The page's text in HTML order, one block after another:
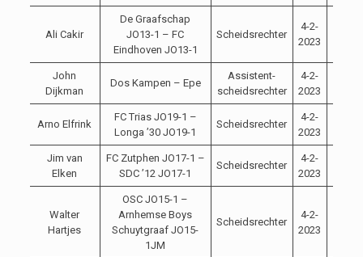
Ali Cakir
De Graafschap
JO13-1 – FC
Eindhoven JO13-1
Scheidsrechter
4-2-
2023
John
Dijkman
Dos Kampen – Epe
Assistent-
scheidsrechter
4-2-
2023
Arno Elfrink
FC Trias JO19-1 –
Longa ’30 JO19-1
Scheidsrechter
4-2-
2023
Jim van
Elken
FC Zutphen JO17-1 –
SDC ’12 JO17-1
Scheidsrechter
4-2-
2023
Walter
Hartjes
OSC JO15-1 –
Arnhemse Boys
Schuytgraaf JO15-
1JM
Scheidsrechter
4-2-
2023